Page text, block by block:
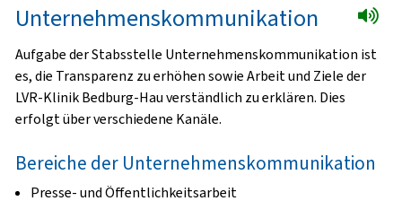
Unternehmenskommunikation
Aufgabe der Stabsstelle Unternehmenskommunikation ist
es, die Transparenz zu erhöhen sowie Arbeit und Ziele der
LVR-Klinik Bedburg-Hau verständlich zu erklären. Dies
erfolgt über verschiedene Kanäle.
Bereiche der Unternehmenskommunikation
Presse- und Öffentlichkeitsarbeit